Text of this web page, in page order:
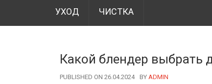
УХОД ЧИСТКА
Какой блендер выбрать
PUBLISHED ON 26.04.2024 BY AUTHOR
ADMIN